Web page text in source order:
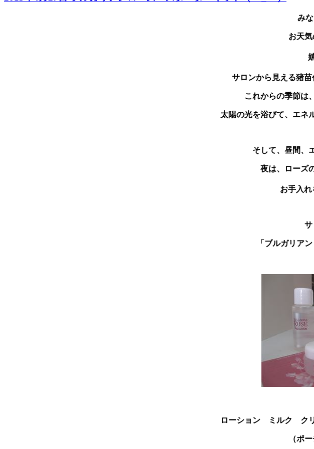
み
お天気
サロンから見える猪
これからの季節は
太陽の光を浴びて、エネ
そして、昼間、
夜は、ローズ
お手入
サ
「ブルガリア
ローション ミルク ク
（ポ